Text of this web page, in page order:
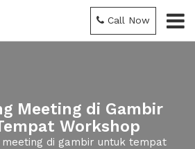
Call Now
Meeting di Gambir
Workshop
meeting di gambir untuk tempat